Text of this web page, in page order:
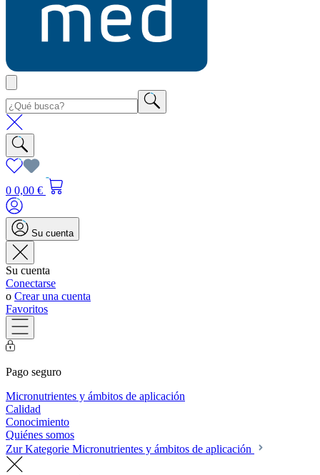
0 0,00 €
Su cuenta
Su cuenta
Conectarse
o Crear una cuenta
Favoritos
Pago seguro
Micronutrientes y ámbitos de aplicación
Calidad
Conocimiento
Quiénes somos
Zur Kategorie Micronutrientes y ámbitos de aplicación